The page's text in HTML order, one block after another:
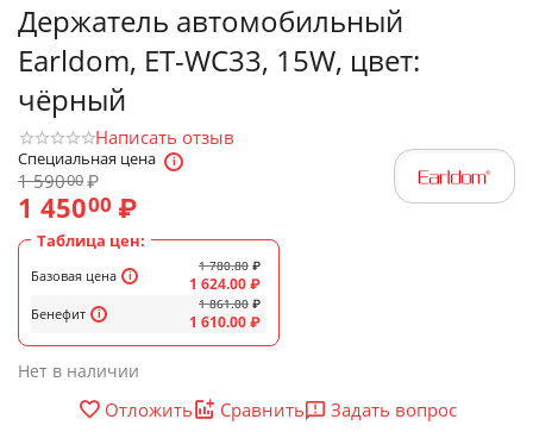
Держатель автомобильный
Earldom, ET-WC33, 15W, цвет:
чёрный
Написать отзыв
Специальная цена
1 59000₽
1 45000 ₽
Таблица цен:
Базовая цена
Бенефит
1 780.80 ₽
1 624.00₽
1 861.00 ₽
1 610.00₽
Нет в наличии
Отложить Сравнить
Задать вопрос